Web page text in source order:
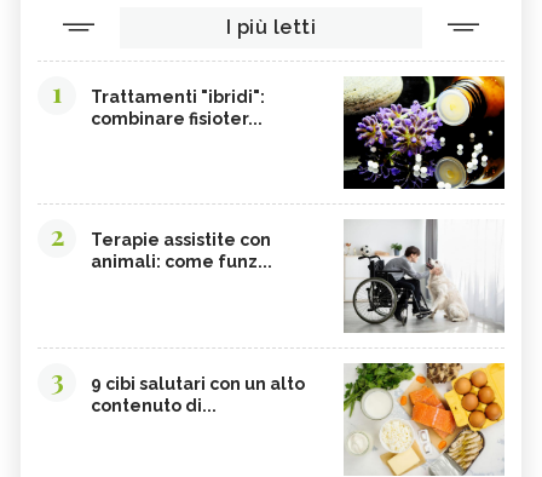
I più letti
1
Trattamenti "ibridi":
combinare fisioter...
2
Terapie assistite con
animali: come funz...
3
9 cibi salutari con un alto
contenuto di...